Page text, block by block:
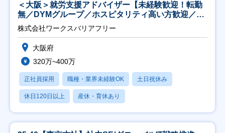
＜大阪＞就労支援アドバイザー【未経験歓迎！転勤
無／DYMグループ／ホスピタリティ高い方歓迎／土
日祝】
株式会社ワークスバリアフリー
大阪府
320万~400万
正社員採用 職種・業界未経験OK 土日祝休み
休日120日以上 産休・育休あり